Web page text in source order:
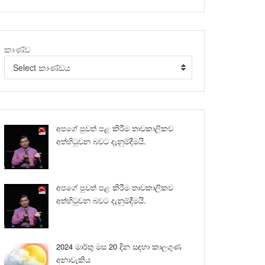
කාණ්ඩ
Select කාණ්ඩය
අපගේ පුවත් පළ කිරීම තාවකාලිකව
අත්හිටුවන බවට දැනුම්දීමයි.
අපගේ පුවත් පළ කිරීම තාවකාලිකව
අත්හිටුවන බවට දැනුම්දීමයි.
2024 මාර්තු මස 20 දින සඳහා කාලගුණ
අනාවැකිය